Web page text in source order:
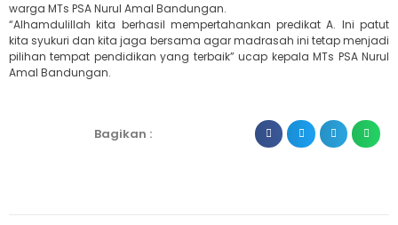
warga MTs PSA Nurul Amal Bandungan.
“Alhamdulillah kita berhasil mempertahankan predikat A. Ini patut
kita syukuri dan kita jaga bersama agar madrasah ini tetap menjadi
pilihan tempat pendidikan yang terbaik” ucap kepala MTs PSA Nurul
Amal Bandungan.
Bagikan :